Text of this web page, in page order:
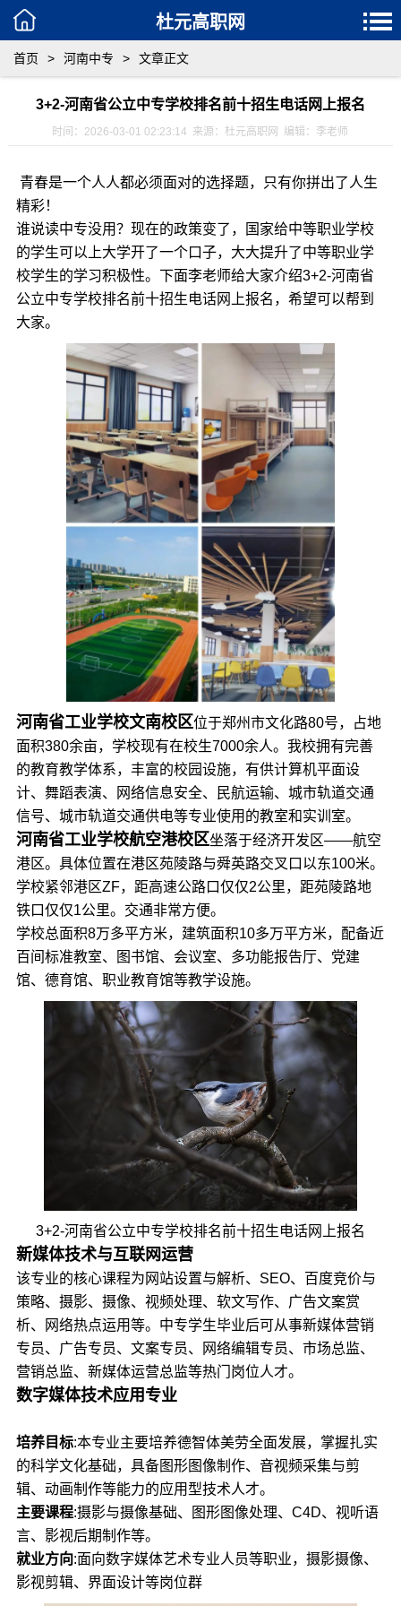
杜元高职网
首页 > 河南中专 > 文章正文
3+2-河南省公立中专学校排名前十招生电话网上报名
时间：2026-03-01 02:23:14 来源：杜元高职网 编辑：李老师
青春是一个人人都必须面对的选择题，只有你拼出了人生
精彩！
谁说读中专没用？现在的政策变了，国家给中等职业学校
的学生可以上大学开了一个口子，大大提升了中等职业学
校学生的学习积极性。下面李老师给大家介绍3+2-河南省
公立中专学校排名前十招生电话网上报名，希望可以帮到
大家。
河南省工业学校文南校区位于郑州市文化路80号，占地
面积380余亩，学校现有在校生7000余人。我校拥有完善
的教育教学体系，丰富的校园设施，有供计算机平面设
计、舞蹈表演、网络信息安全、民航运输、城市轨道交通
信号、城市轨道交通供电等专业使用的教室和实训室。
河南省工业学校航空港校区坐落于经济开发区——航空
港区。具体位置在港区苑陵路与舜英路交叉口以东100米。
学校紧邻港区ZF，距高速公路口仅仅2公里，距苑陵路地
铁口仅仅1公里。交通非常方便。
学校总面积8万多平方米，建筑面积10多万平方米，配备近
百间标准教室、图书馆、会议室、多功能报告厅、党建
馆、德育馆、职业教育馆等教学设施。
3+2-河南省公立中专学校排名前十招生电话网上报名
新媒体技术与互联网运营
该专业的核心课程为网站设置与解析、SEO、百度竞价与
策略、摄影、摄像、视频处理、软文写作、广告文案赏
析、网络热点运用等。中专学生毕业后可从事新媒体营销
专员、广告专员、文案专员、网络编辑专员、市场总监、
营销总监、新媒体运营总监等热门岗位人才。
数字媒体技术应用专业
培养目标:本专业主要培养德智体美劳全面发展，掌握扎实
的科学文化基础，具备图形图像制作、音视频采集与剪
辑、动画制作等能力的应用型技术人才。
主要课程:摄影与摄像基础、图形图像处理、C4D、视听语
言、影视后期制作等。
就业方向:面向数字媒体艺术专业人员等职业，摄影摄像、
影视剪辑、界面设计等岗位群